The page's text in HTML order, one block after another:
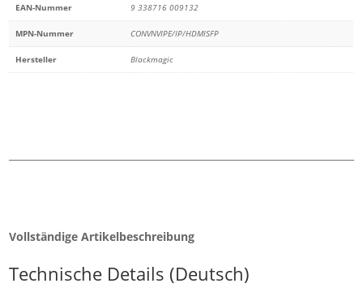
EAN-Nummer 9 338716 009132
MPN-Nummer CONVNVIPE/IP/HDMISFP
Hersteller Blackmagic
Vollständige Artikelbeschreibung
Technische Details (Deutsch)